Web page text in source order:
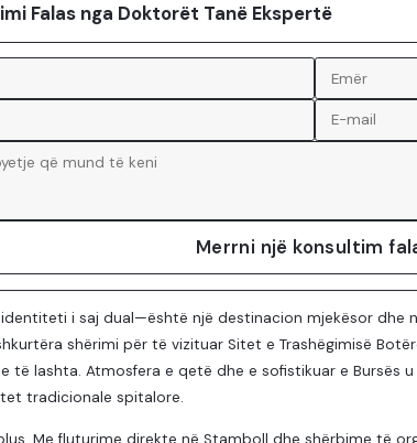
Falas nga Doktorët Tanë Ekspertë
Merrni një konsultim
i saj dual—është një destinacion mjekësor dhe
shërimi për të vizituar Sitet e Trashëgimisë
të lashta. Atmosfera e qetë dhe e sofistikuar e Bursës
tradicionale spitalore.
Me fluturime direkte në Stamboll dhe shërbime të